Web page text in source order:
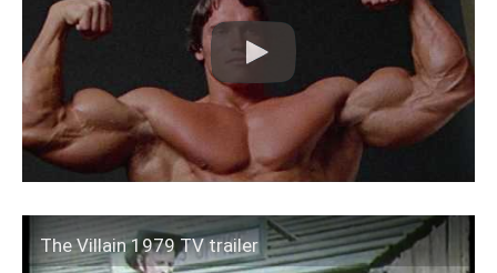
The Villain 1979 TV trailer